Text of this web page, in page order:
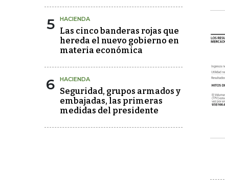
5 HACIENDA
Las cinco banderas rojas que
hereda el nuevo gobierno en
materia económica
6 HACIENDA
Seguridad, grupos armados y
embajadas, las primeras
medidas del presidente